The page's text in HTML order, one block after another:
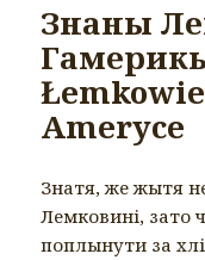
Знаны
Ameryce
Знатя, же жытя
Лемковині, зато
поплынути за